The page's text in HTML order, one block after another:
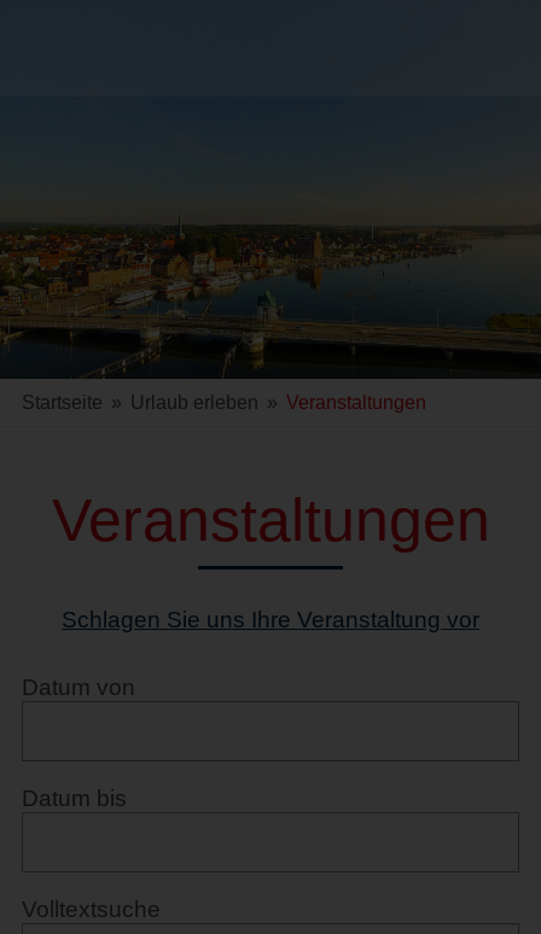
Startseite » Urlaub erleben » Veranstaltungen
Veranstaltungen
Schlagen Sie uns Ihre Veranstaltung vor
Datum von
Datum bis
Volltextsuche